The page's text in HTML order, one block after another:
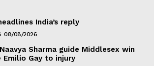
India’s reply
08/08/2026
Sharma guide Middlesex win
Emilio Gay to injury